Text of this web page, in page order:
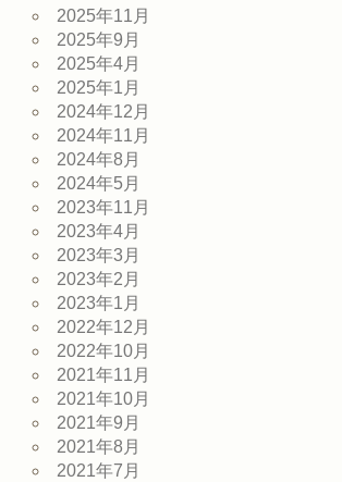
2025年11月
2025年9月
2025年4月
2025年1月
2024年12月
2024年11月
2024年8月
2024年5月
2023年11月
2023年4月
2023年3月
2023年2月
2023年1月
2022年12月
2022年10月
2021年11月
2021年10月
2021年9月
2021年8月
2021年7月